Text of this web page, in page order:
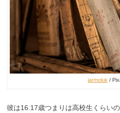
jarmoluk/
彼は16.17歳つまりは高校生くらい